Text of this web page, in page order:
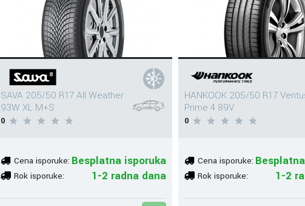
SAVA 205/50 R17 All Weather
93W XL M+S
0
Cena isporuke: Besplatna isporuka
Rok isporuke: 1-2 radna dana
HANKOOK 205/50 R17
Prime 4 89V
0
Cena isporuke:
Rok isporuke: 1-2